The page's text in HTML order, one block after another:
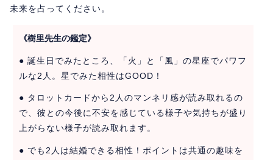
未来を占ってください。
《樹里先生の鑑定》
● 誕生日でみたところ、「火」と「風」の星座でパワフ
ルな2人。星でみた相性はGOOD！
● タロットカードから2人のマンネリ感が読み取れるの
で、彼との今後に不安を感じている様子や気持ちが盛り
上がらない様子が読み取れます。
● でも2人は結婚できる相性！ポイントは共通の趣味を